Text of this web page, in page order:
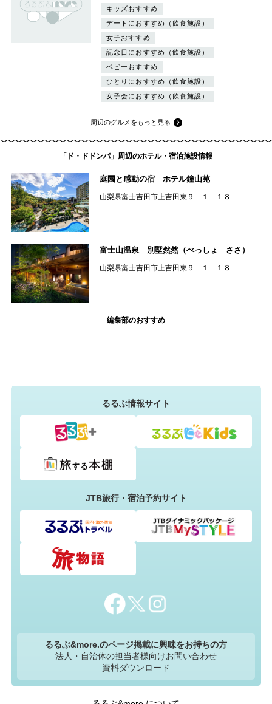
キッズおすすめ
デートにおすすめ（飲食施設）
女子おすすめ
記念日におすすめ（飲食施設）
ベビーおすすめ
ひとりにおすすめ（飲食施設）
女子会におすすめ（飲食施設）
周辺のグルメをもっと見る
「ド・ドドンパ」周辺のホテル・宿泊施設情報
庭園と感動の宿 ホテル鐘山苑
山梨県富士吉田市上吉田東９－１－１８
富士山温泉 別墅然然（べっしょ ささ）
山梨県富士吉田市上吉田東９－１－１８
編集部のおすすめ
るるぶ情報サイト
JTB旅行・宿泊予約サイト
るるぶ&more.のページ掲載に興味をお持ちの方
法人・自治体の担当者様向けお問い合わせ
資料ダウンロード